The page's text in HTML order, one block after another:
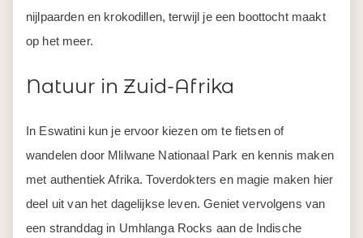
nijlpaarden en krokodillen, terwijl je een boottocht maakt
op het meer.
Natuur in Zuid-Afrika
In Eswatini kun je ervoor kiezen om te fietsen of
wandelen door Mlilwane Nationaal Park en kennis maken
met authentiek Afrika. Toverdokters en magie maken hier
deel uit van het dagelijkse leven. Geniet vervolgens van
een stranddag in Umhlanga Rocks aan de Indische